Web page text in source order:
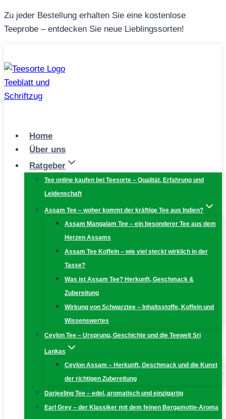
Zum
Inhalt
Zu jeder Bestellung erhalten Sie eine kostenlose
Teeprobe – entdecken Sie neue Lieblingssorten!
Home
Über uns
Ratgeber
Tee online kaufen bei Teesorte – Qualität, Erfahrung und
Leidenschaft
Assam Tee – woher kommt der kräftige Tee aus Indien?
Assam Mangalam Tee – ein besonderer Tee aus dem
Herzen Assams
Assam Tee Koffein – wie viel steckt wirklich in der
Tasse?
Was ist Assam Tee? Herkunft, Geschmack &
Zubereitung
Wirkung von Schwarztee – Inhaltsstoffe, Koffein und
Wissenswertes
Ceylon Tee – Ursprung, Geschichte und die Teewelt Sri
Lankas
Ceylon Assam – Herkunft, Geschmack und die Kunst
der richtigen Zubereitung
Darjeeling Tee – edel, aromatisch und einzigartig
Earl Grey – der Klassiker mit dem feinen Bergamotte-Aroma